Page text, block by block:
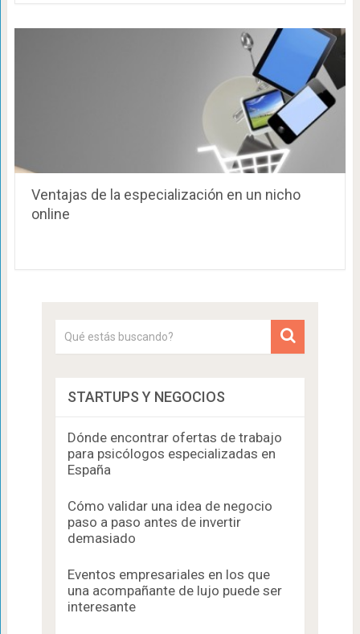
Ventajas de la especialización en un nicho
online
STARTUPS Y NEGOCIOS
Dónde encontrar ofertas de trabajo
para psicólogos especializadas en
España
Cómo validar una idea de negocio
paso a paso antes de invertir
demasiado
Eventos empresariales en los que
una acompañante de lujo puede ser
interesante